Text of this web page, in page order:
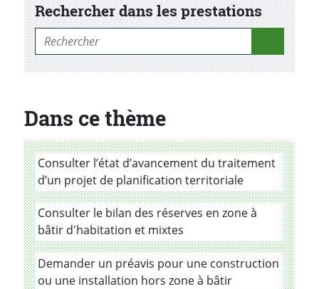
Rechercher dans les prestations
Rechercher dans les prestations
Dans ce thème
Consulter l’état d’avancement du traitement
d’un projet de planification territoriale
Consulter le bilan des réserves en zone à
bâtir d'habitation et mixtes
Demander un préavis pour une construction
ou une installation hors zone à bâtir